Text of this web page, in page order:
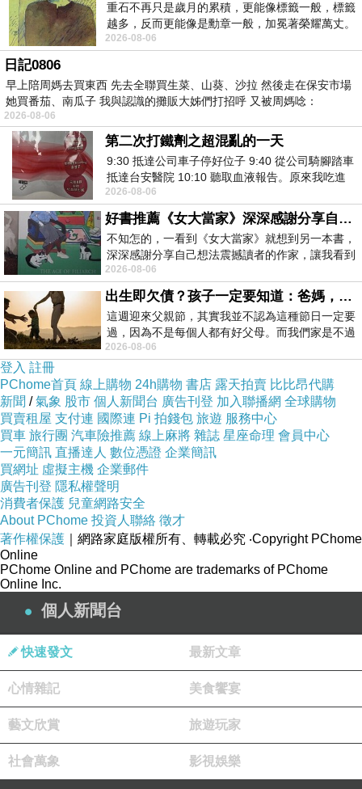
真的是人山人海 這是排第一關-進場 當時距離入園時間應該還有1
個多小時吧 就已經排到看不清前面的人了 我們出發的這天是聖誕
節假期 本就預計是爆多的人潮 其實是有心理準備的 就盡力而為
吧~
好不容易進入大門 還要過第二關-安檢 這個安檢也需要排隊 不過
就沒有排第一關那麼久了~
終於進場了 我們的戰略是一進門先衝"哈利波特園區"~~
很好玩 看大家一入場就一直跑 多數人會先去任天堂園區(因為是
新園區) 但我們的策略是先走哈利波特 因為對我們來說 哈利波特
也是新園區 也是我們一直想來的地方~
一進園區彷彿進入電影情節 就是來到哈利波特的場景 不管是建築
還是馬路 甚至連空氣都是在那個世界無誤 一切都仿真到毫無違和
~
雖然路上的景象很令人震撼 但是我們還是要先去玩設施 哈利波特
的"禁忌之旅"是很熱門的設施 我們不想浪費時間在排隊 所以就決
定第一個遊戲就直奔禁忌之旅 遊戲就在城堡之內 所以朝城堡奔去
就對了~
哈利波特已經是好多年前的設施了 所以一早人潮還沒那麼多 我們
順著排隊指引一路進到城堡裡 直接邁進一大段距離 試想~如果排
滿人潮的時候 真的要等到天荒地老阿~~~
重石不再只是歲月的累積，更能像標籤一般，標籤
越多，反而更能像是勳章一般，加冕著榮耀萬丈。
習慣一如縱容，成了再難輕輕放下的罪證
2026-08-06
日記0806
早上陪周媽去買東西 先去全聯買生菜、山葵、沙拉 然後走在保安市場
她買番茄、南瓜子 我與認識的攤販大姊們打招呼 又被周媽唸：
2026-08-06
第二次打鐵劑之超混亂的一天
9:30 抵達公司車子停好位子 9:40 從公司騎腳踏車
抵達台安醫院 10:10 聽取血液報告。原來我吃進
去的 B12 彌可保並非沒有吸收而是超
2026-08-06
好書推薦《女大當家》深深感謝分享自己想法震撼讀者的作家，讓我看到不同樣貌的家庭！
不知怎的，一看到《女大當家》就想到另一本書，
深深感謝分享自己想法震撼讀者的作家，讓我看到
不同樣貌的家庭！ 《女大
2026-08-06
出生即欠債？孩子一定要知道：爸媽，其實我不欠你們
這週迎來父親節，其實我並不認為這種節日一定要
過，因為不是每個人都有好父母。而我們家是不過
節的，平時也沒什麼儀式感，生活趨近冷
2026-08-06
登入 註冊
PChome首頁 線上購物 24h購物 書店 露天拍賣 比比昂代購
新聞 /氣象 股市 個人新聞台 廣告刊登 加入聯播網 全球購物
買賣租屋 支付連 國際連 Pi 拍錢包 旅遊 服務中心
買車 旅行團 汽車險推薦 線上麻將 雜誌 星座命理 會員中心
一元簡訊 直播達人 數位憑證 企業簡訊
買網址 虛擬主機 企業郵件
廣告刊登 隱私權聲明
消費者保護 兒童網路安全
About PChome 投資人聯絡 徵才
著作權保護 ｜網路家庭版權所有、轉載必究 ‧Copyright PChome
Online
PChome Online and PChome are trademarks of PChome
Online Inc.
個人新聞台
快速發文 最新文章
心情雜記 美食饗宴
藝文欣賞 旅遊玩家
社會萬象 影視娛樂